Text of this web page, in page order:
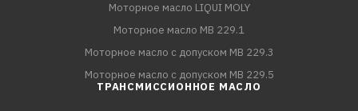
Моторное масло LIQUI MOLY
Моторное масло MB 229.1
Моторное масло с допуском MB 229.3
Моторное масло с допуском MB 229.5
ТРАНСМИССИОННОЕ МАСЛО